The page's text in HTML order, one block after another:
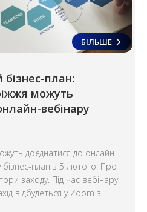
БІЛЬШЕ
бізнес-план:
можуть
вебінару
доєднатися до онлайн-
бізнес-планів 5 лютого. Про
заходу. Під час вебінару
відбудеться у Zoom з...